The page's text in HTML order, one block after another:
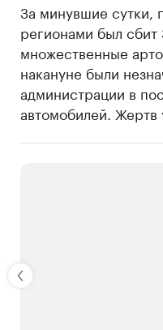
За минувшие сутки,
регионами был сбит
множественные
накануне были
администрации в
автомобилей. Жертв